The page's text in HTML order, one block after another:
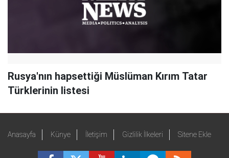
Rusya'nın hapsettiği Müslüman Kırım Tatar
Türklerinin listesi
Anasayfa Künye İletişim Gizlilik İlkeleri Sitene Ekle